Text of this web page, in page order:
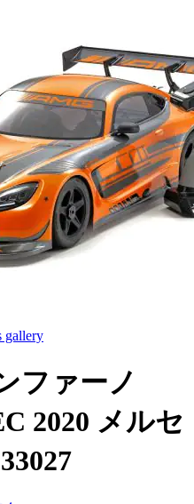
gallery
ファーノ
2020 メルセ